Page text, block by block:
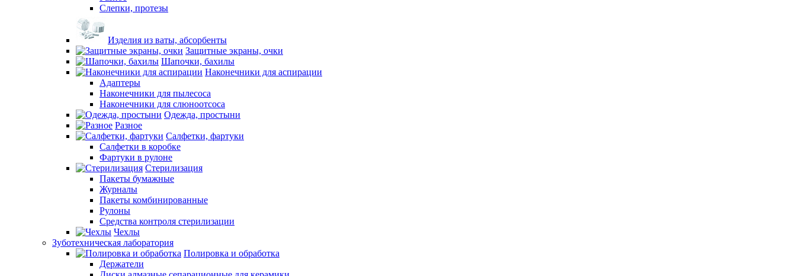
Слепки, протезы
Изделия из ваты, абсорбенты
Защитные экраны, очки
Шапочки, бахилы
Наконечники для аспирации
Адаптеры
Наконечники для пылесоса
Наконечники для слюноотсоса
Одежда, простыни
Разное
Салфетки, фартуки
Салфетки в коробке
Фартуки в рулоне
Стерилизация
Пакеты бумажные
Журналы
Пакеты комбинированные
Рулоны
Средства контроля стерилизации
Чехлы
Зуботехническая лаборатория
Полировка и обработка
Держатели